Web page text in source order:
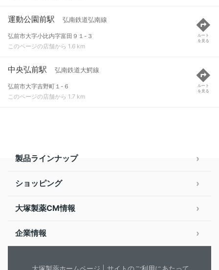
運動公園前駅 弘南鉄道弘南線
弘前市大字小比内字富田９１-３
このページの店舗から 1.6 km
ルート
を見る
中央弘前駅 弘南鉄道大鰐線
弘前市大字吉野町１-６
このページの店舗から 1.7 km
ルート
を見る
製品ラインナップ
ショッピング
大塚製薬CM情報
企業情報